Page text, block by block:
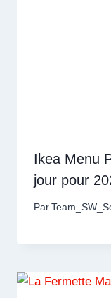
Ikea Menu
jour pour
Par